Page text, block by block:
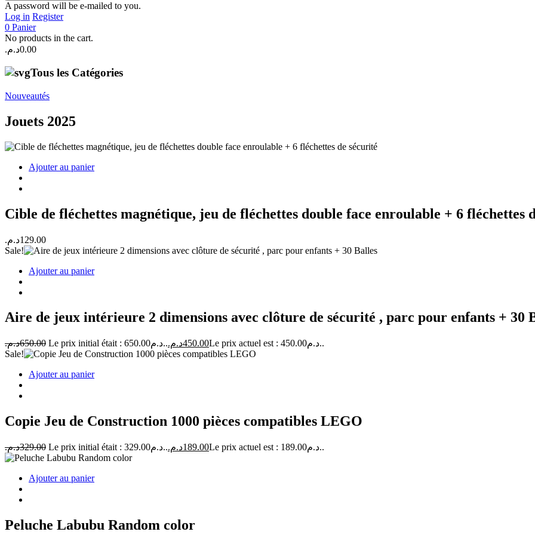
A password will be e-mailed to you.
Log in Register
0 Panier
No products in the cart.
0.00د.م.
Tous les Catégories
Nouveautés
Jouets 2025
Ajouter au panier
Cible de fléchettes magnétique, jeu de fléchettes double face enroulable + 6 fléchettes
129.00د.م.
Sale!
Ajouter au panier
Aire de jeux intérieure 2 dimensions avec clôture de sécurité , parc pour enfants + 30
650.00د.م. Le prix initial était : 650.00د.م.. 450.00د.م.
Le prix actuel est : 450.00د.م..
Sale!
Ajouter au panier
Copie Jeu de Construction 1000 pièces compatibles LEGO
329.00د.م. Le prix initial était : 329.00د.م.. 189.00د.م. Le prix actuel est : 189.00د.م..
Ajouter au panier
Peluche Labubu Random color